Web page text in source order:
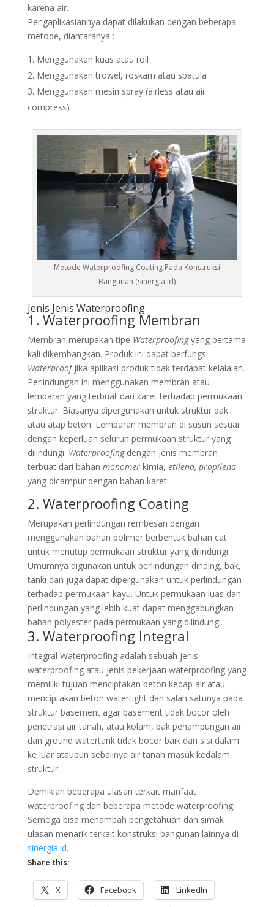
karena air.
Pengaplikasiannya dapat dilakukan dengan beberapa
metode, diantaranya :
Menggunakan kuas atau roll
Menggunakan trowel, roskam atau spatula
Menggunakan mesin spray (airless atau air
compress)
Metode Waterproofing Coating Pada Konstruksi
Bangunan (sinergia.id)
Jenis Jenis Waterproofing
1. Waterproofing Membran
Membran merupakan tipe Waterproofingyang pertama
kali dikembangkan. Produk ini dapat berfungsi
Waterproofjika aplikasi produk tidak terdapat kelalaian.
Perlindungan ini menggunakan membran atau
lembaran yang terbuat dari karet terhadap permukaan
struktur. Biasanya dipergunakan untuk struktur dak
atau atap beton. Lembaran membran di susun sesuai
dengan keperluan seluruh permukaan struktur yang
dilindungi. Waterproofingdengan jenis membran
terbuat dari bahan monomerkimia, etilena, propilena
yang dicampur dengan bahan karet.
2. Waterproofing Coating
Merupakan perlindungan rembesan dengan
menggunakan bahan polimer berbentuk bahan cat
untuk menutup permukaan struktur yang dilindungi.
Umumnya digunakan untuk perlindungan dinding, bak,
tanki dan juga dapat dipergunakan untuk perlindungan
terhadap permukaan kayu. Untuk permukaan luas dan
perlindungan yang lebih kuat dapat menggabungkan
bahan polyester pada permukaan yang dilindungi.
3. Waterproofing Integral
Integral Waterproofing adalah sebuah jenis
waterproofing atau jenis pekerjaan waterproofing yang
memiliki tujuan menciptakan beton kedap air atau
menciptakan beton watertight dan salah satunya pada
struktur basement agar basement tidak bocor oleh
penetrasi air tanah, atau kolam, bak penampungan air
dan ground watertank tidak bocor baik dari sisi dalam
ke luar ataupun sebalinya air tanah masuk kedalam
struktur.
Demikian beberapa ulasan terkait manfaat
waterproofing dan beberapa metode waterproofing.
Semoga bisa menambah pengetahuan dan simak
ulasan menarik terkait konstruksi bangunan lainnya di
sinergia.id.
Share this:
X Facebook LinkedIn